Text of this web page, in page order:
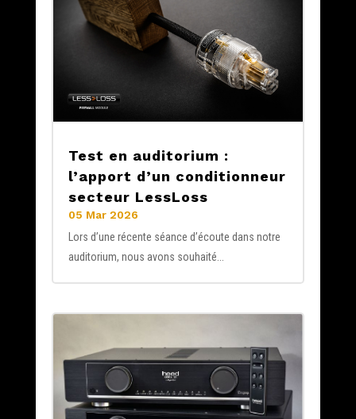
Test en auditorium :
l’apport d’un conditionneur
secteur LessLoss
05 Mar 2026
Lors d’une récente séance d’écoute dans notre
auditorium, nous avons souhaité...